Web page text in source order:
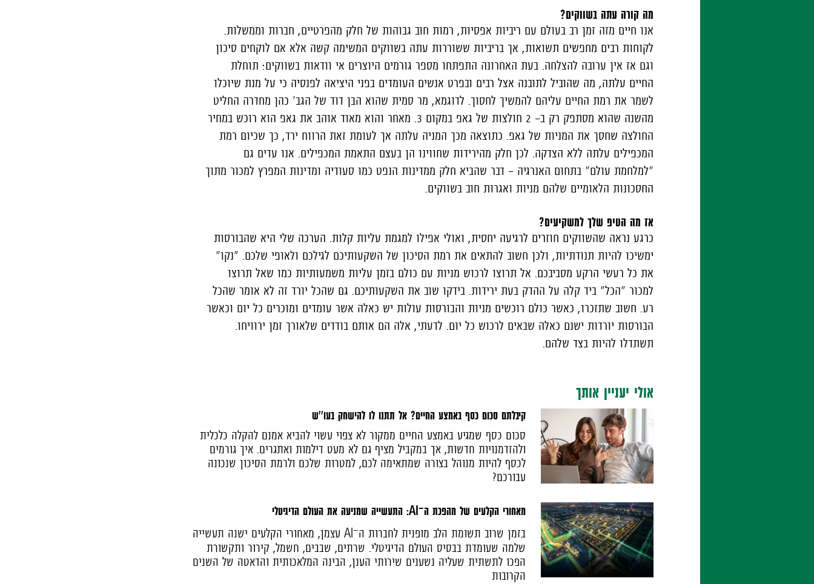
מה קורה עתה בשווקים?
אנו חיים מזה זמן רב בעולם עם ריביות אפסיות, רמות חוב גבוהות של חלק מהפרטיים, חברות וממשלות.
לקוחות רבים מחפשים תשואות, אך בריביות ששוררות עתה בשווקים המשימה קשה אלא אם לוקחים סיכון
וגם אז אין ערובה להצלחה. בעת האחרונה התפתחו מספר גורמים היוצרים אי וודאות בשווקים: תוחלת
החיים עלתה, מה שהוביל לתובנה אצל רבים ובפרט אנשים העומדים בפני היציאה לפנסיה כי על מנת שיוכלו
לשמר את רמת החיים עליהם להמשיך לחסוך. לדוגמא, מר סמית שהוא הבן דוד של הגב' כהן מחדרה החליט
מהשנה שהוא מסתפק רק ב- 2 חולצות של גאפ במקום 3. מאחר והוא מאוד אוהב את גאפ הוא רוכש במחיר
החולצה שחסך את המניות של גאפ. כתוצאה מכך המניה עלתה אך לעומת זאת הרווח ירד, כך שכיום רמת
המכפילים עלתה ללא הצדקה. לכן חלק מהירידות שחווינו הן בעצם התאמת המכפילים. אנו עדים גם
"למלחמת עולם" בתחום האנרגיה - דבר שהביא חלק ממדינות הנפט כמו סעודיה ומדינות המפרץ למכור מתוך
החסכונות הלאומיים שלהם מניות ואגרות חוב בשווקים.
אז מה הטיפ שלך למשקיעים?
כרגע נראה שהשווקים חוזרים לרגיעה יחסית, ואולי אפילו למגמת עליות קלות. הערכה שלי היא שהבורסות
ימשיכו להיות תנודתיות, ולכן חשוב להתאים את רמת הסיכון של השקעותיכם לגילכם ולאופי שלכם. "נקו"
את כל רעשי הרקע מסביבכם. אל תרוצו לרכוש מניות עם כולם בזמן עליות משמעותיות כמו שאל תרוצו
למכור "הכל" ביד קלה על ההדק בעת ירידות. בידקו שוב את השקעותיכם. גם שהכל יורד זה לא אומר שהכל
רע. חשוב שתזכרו, כאשר כולם רוכשים מניות והבורסות עולות יש כאלה אשר עומדים ומוכרים כל יום וכאשר
הבורסות יורדות ישנם כאלה שבאים לרכוש כל יום. לדעתי, אלה הם אותם בודדים שלאורך זמן ירוויחו.
תשתדלו להיות בצד שלהם.
אולי יעניין אותך
קיבלתם סכום כסף באמצע החיים? אל תתנו לו להישחק בעו''ש
סכום כסף שמגיע באמצע החיים ממקור לא צפוי עשוי להביא אמנם להקלה כלכלית
ולהזדמנויות חדשות, אך במקביל מציף גם לא מעט דילמות ואתגרים. איך גורמים
לכסף להיות מנוהל בצורה שמתאימה לכם, למטרות שלכם ולרמת הסיכון שנכונה
עבורכם?
מאחורי הקלעים של מהפכת ה־AI: התעשייה שמניעה את העולם הדיגיטלי
בזמן שרוב תשומת הלב מופנית לחברות ה־AI עצמן, מאחורי הקלעים ישנה תעשייה
שלמה שעומדת בבסיס העולם הדיגיטלי. שרתים, שבבים, חשמל, קירור ותקשורת
הפכו לתשתית שעליה נשענים שירותי הענן, הבינה המלאכותית והדאטה של השנים
הקרובות